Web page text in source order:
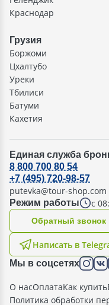
Краснодар
Грузия
Боржоми
Цхалтубо
Уреки
Тбилиси
Батуми
Кахетия
Единая служба
Режим работы с
8 800 700 80 54
+7 (495) 720-98-57
putevka@tour-shop.com
Написать в
Oбратный звонок
Мы в соцсетях
О насОплатаКак купить
Политика обработки